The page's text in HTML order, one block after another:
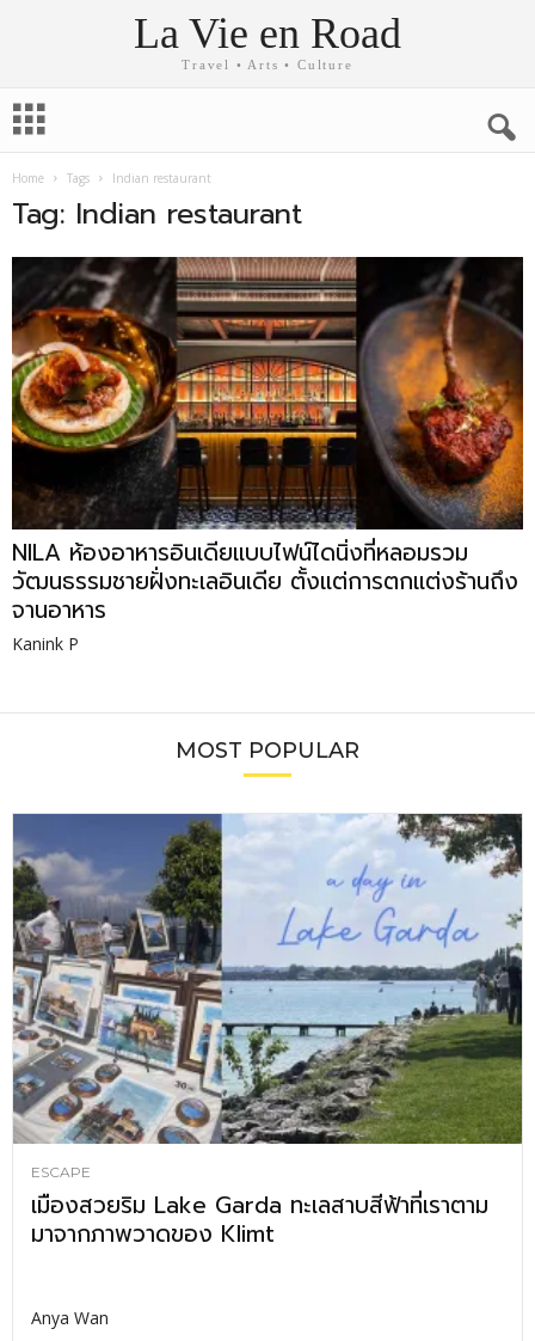
La Vie en Road
Travel • Arts • Culture
Home Tags Indian restaurant
Tag: Indian restaurant
NILA ห้องอาหารอินเดียแบบไฟน์ไดนิ่งที่หลอมรวม
วัฒนธรรมชายฝั่งทะเลอินเดีย ตั้งแต่การตกแต่งร้านถึง
จานอาหาร
Kanink P
MOST POPULAR
ESCAPE
เมืองสวยริม Lake Garda ทะเลสาบสีฟ้าที่เราตาม
มาจากภาพวาดของ Klimt
Anya Wan